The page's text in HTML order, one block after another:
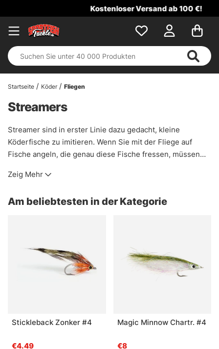
Kostenloser Versand ab 100 €!
Startseite Köder Fliegen
Streamers
Streamer sind in erster Linie dazu gedacht, kleine
Köderfische zu imitieren. Wenn Sie mit der Fliege auf
Fische angeln, die genau diese Fische fressen, müssen
verschiedene Modelle und Nachahmungen!
Zeig Mehr
Am beliebtesten in der Kategorie
Stickleback Zonker #4
€4.49
Magic Minnow Chartr. #4
€8